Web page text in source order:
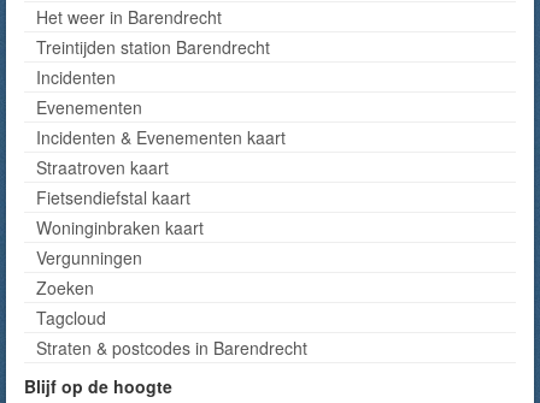
Het weer in Barendrecht
Treintijden station Barendrecht
Incidenten
Evenementen
Incidenten & Evenementen kaart
Straatroven kaart
Fietsendiefstal kaart
Woninginbraken kaart
Vergunningen
Zoeken
Tagcloud
Straten & postcodes in Barendrecht
Blijf op de hoogte